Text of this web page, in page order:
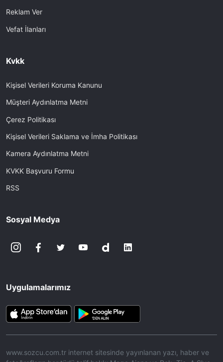
Reklam Ver
Vefat İlanları
Kvkk
Kişisel Verileri Koruma Kanunu
Müşteri Aydınlatma Metni
Çerez Politikası
Kişisel Verileri Saklama ve İmha Politikası
Kamera Aydınlatma Metni
KVKK Başvuru Formu
RSS
Sosyal Medya
Uygulamalarımız
www.sozcu.com.tr internet sitesinde yayınlanan yazı, haber ve